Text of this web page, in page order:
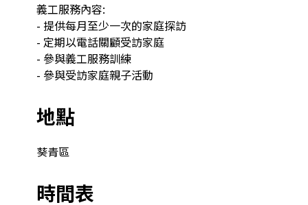
義工服務內容:
- 提供每月至少一次的家庭探訪
- 定期以電話關顧受訪家庭
- 參與義工服務訓練
- 參與受訪家庭親子活動
地點
葵青區
時間表